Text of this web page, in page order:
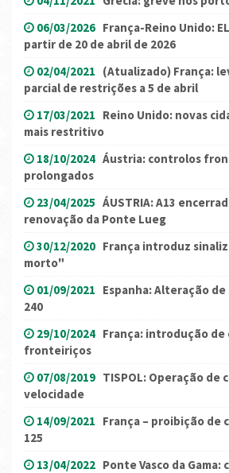
06/03/2026 França-Reino Unido:
partir de 20 de abril de 2026
02/04/2021 (Atualizado) França:
parcial de restrições a 5 de abril
17/03/2021 Reino Unido: novas
mais restritivo
18/10/2024 Áustria: controlos
prolongados
23/04/2025 ÁUSTRIA: A13
renovação da Ponte Lueg
30/12/2020 França introduz
morto"
01/09/2021 Espanha: Alteração
240
29/10/2024 França: introdução
fronteiriços
07/08/2019 TISPOL: Operação de
velocidade
14/09/2021 França – proibição de
125
13/04/2022 Ponte Vasco da